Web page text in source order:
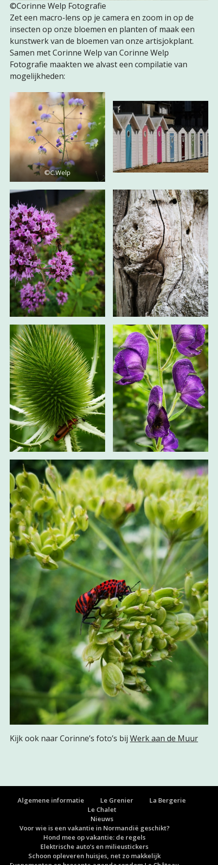
©Corinne Welp Fotografie
Zet een macro-lens op je camera en zoom in op de
insecten op onze bloemen en planten of maak een
kunstwerk van de bloemen van onze artisjokplant.
Samen met Corinne Welp van Corinne Welp
Fotografie maakten we alvast een compilatie van
mogelijkheden:
©C.Welp
Kijk ook naar Corinne’s foto’s bij Werk aan de Muur
Algemene informatie Le Grenier
La Bergerie
Le Chalet
Nieuws
Voor wie is een vakantie in Normandië geschikt?
Hond mee op vakantie: de regels
Elektrische auto’s en milieustickers
Schoon opleveren huisjes, net zo makkelijk